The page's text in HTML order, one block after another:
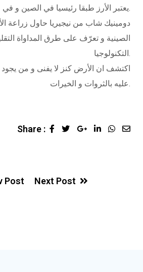
يعتبر الأرز طبقا رئيسيا في الصين و في عديد الدول الاخرى.
دومينيك شاب من نيجيريا حاول زراعة
الصينية و تعرّف على طرق المداواة
التكنولوجيا.
اكتشف ان الأرض كنز لا يفنى و من يجود
عليه بالثروات و الخيرات.
Share :
Post Next Post